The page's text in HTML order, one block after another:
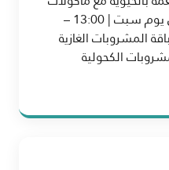
شهية ومشروبات منعشة. كل يوم سبت | 13:00 –
— باقة المشروبات الغازية